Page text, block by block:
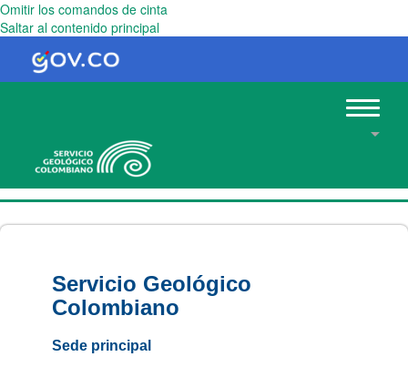
Omitir los comandos de cinta
Saltar al contenido principal
Toggle
Servicio Geológico
Colombiano
Sede principal